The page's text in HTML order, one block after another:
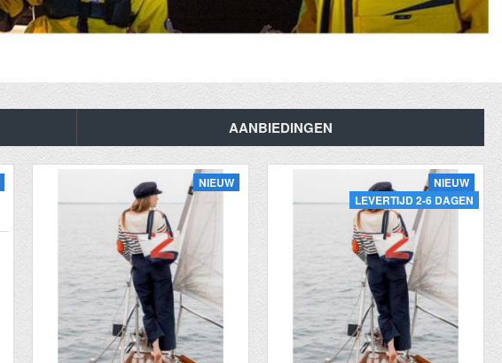
AANBIEDINGEN
NIEUW
NIEUW
LEVERTIJD 2-6 DAGEN